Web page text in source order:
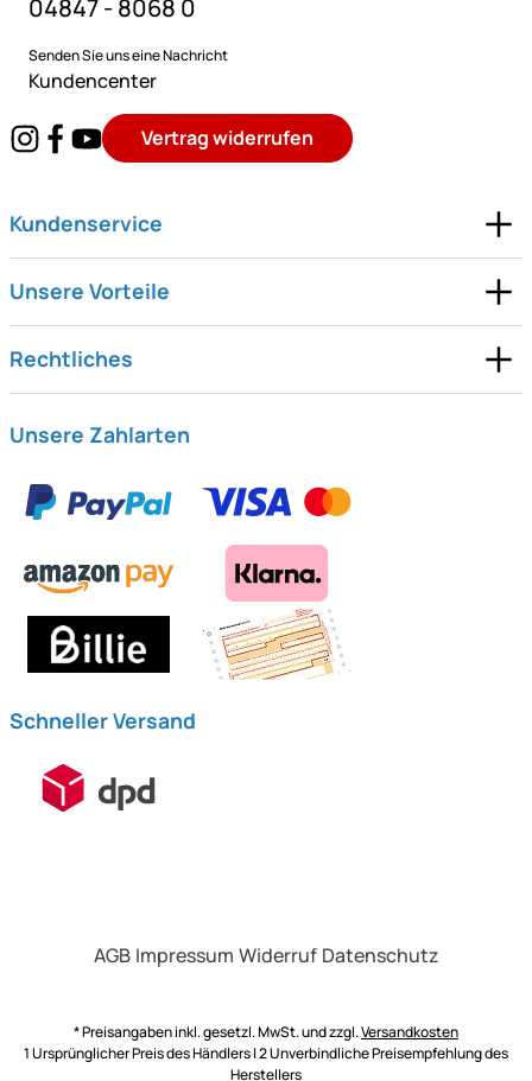
04847 - 8068 0
Senden Sie uns eine Nachricht
Kundencenter
Vertrag widerrufen
Kundenservice
Unsere Vorteile
Rechtliches
Unsere Zahlarten
Schneller Versand
AGB Impressum Widerruf Datenschutz
* Preisangaben inkl. gesetzl. MwSt. und zzgl.Versandkosten
1 Ursprünglicher Preis des Händlers | 2 Unverbindliche Preisempfehlung des
Herstellers